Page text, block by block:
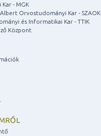
Kar - MGK
Orvostudományi Kar - SZAOK
és Informatikai Kar - TTIK
Központ